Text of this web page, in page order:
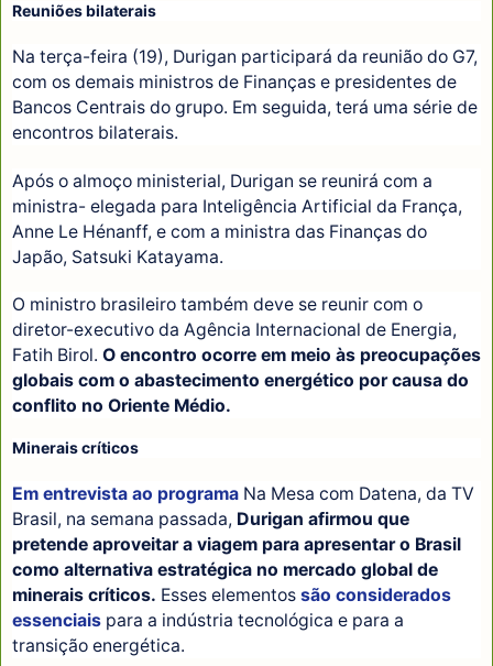
Reuniões bilaterais
Na terça-feira (19), Durigan participará da reunião do G7,
com os demais ministros de Finanças e presidentes de
Bancos Centrais do grupo. Em seguida, terá uma série de
encontros bilaterais.
Após o almoço ministerial, Durigan se reunirá com a
ministra- elegada para Inteligência Artificial da França,
Anne Le Hénanff, e com a ministra das Finanças do
Japão, Satsuki Katayama.
O ministro brasileiro também deve se reunir com o
diretor-executivo da Agência Internacional de Energia,
Fatih Birol. O encontro ocorre em meio às preocupações
globais com o abastecimento energético por causa do
conflito no Oriente Médio.
Minerais críticos
Em entrevista ao programa Na Mesa com Datena, da TV
Brasil, na semana passada, Durigan afirmou que
pretende aproveitar a viagem para apresentar o Brasil
como alternativa estratégica no mercado global de
minerais críticos. Esses elementos são considerados
essenciais para a indústria tecnológica e para a
transição energética.